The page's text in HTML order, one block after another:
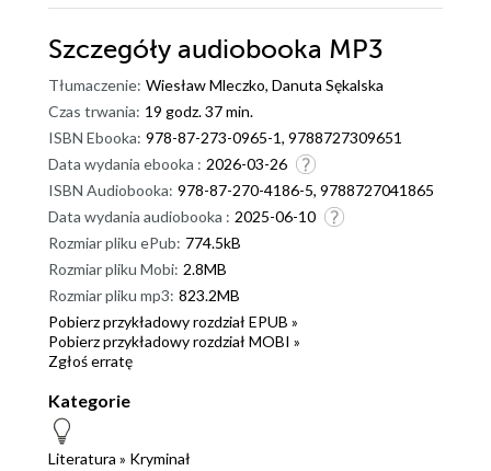
Szczegóły audiobooka MP3
Tłumaczenie: Wiesław Mleczko, Danuta Sękalska
Czas trwania: 19 godz. 37 min.
ISBN Ebooka: 978-87-273-0965-1, 9788727309651
Data wydania ebooka : 2026-03-26
ISBN Audiobooka: 978-87-270-4186-5, 9788727041865
Data wydania audiobooka : 2025-06-10
Rozmiar pliku ePub: 774.5kB
Rozmiar pliku Mobi: 2.8MB
Rozmiar pliku mp3: 823.2MB
Pobierz przykładowy rozdział EPUB »
Pobierz przykładowy rozdział MOBI »
Zgłoś erratę
Kategorie
Literatura » Kryminał